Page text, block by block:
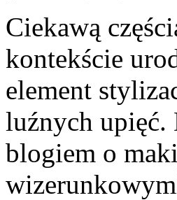
Ciekawą
kontekście
element
luźnych upięć.
blogiem o